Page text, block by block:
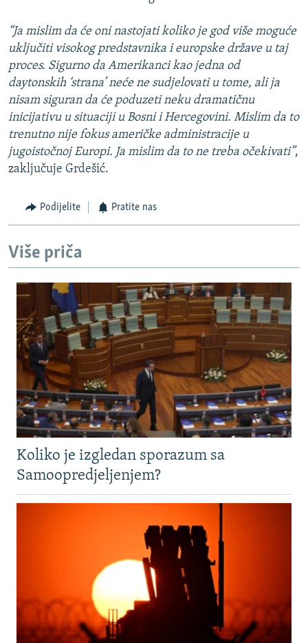
“Ja mislim da će oni nastojati koliko je god više moguće
uključiti visokog predstavnika i europske države u taj
proces. Sigurno da Amerikanci kao jedna od
daytonskih ‘strana’ neće ne sudjelovati u tome, ali ja
nisam siguran da će poduzeti neku dramatičnu
inicijativu u situaciji u Bosni i Hercegovini. Mislim da to
trenutno nije fokus američke administracije u
jugoistočnoj Europi. Ja mislim da to ne treba očekivati”,
zaključuje Grdešić.
Podijelite Pratite nas
Više priča
Koliko je izgledan sporazum sa
Samoopredjeljenjem?